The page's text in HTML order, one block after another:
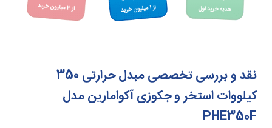
نقد و بررسی تخصصی مبدل حرارتی 350
کیلووات استخر و جکوزی آکوامارین مدل
PHE350F